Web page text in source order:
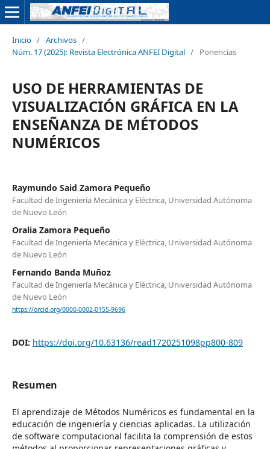
Inicio / Archivos /
Núm. 17 (2025): Revista Electrónica ANFEI Digital / Ponencias
USO DE HERRAMIENTAS DE
VISUALIZACIÓN GRÁFICA EN LA
ENSEÑANZA DE MÉTODOS
NUMÉRICOS
Raymundo Said Zamora Pequeño
Facultad de Ingeniería Mecánica y Eléctrica, Universidad Autónoma
de Nuevo León
Oralia Zamora Pequeño
Facultad de Ingeniería Mecánica y Eléctrica, Universidad Autónoma
de Nuevo León
Fernando Banda Muñoz
Facultad de Ingeniería Mecánica y Eléctrica, Universidad Autónoma
de Nuevo León
https://orcid.org/0000-0002-0155-9696
DOI: https://doi.org/10.63136/read1720251098pp800-809
Resumen
El aprendizaje de Métodos Numéricos es fundamental en la
educación de ingeniería y ciencias aplicadas. La utilización
de software computacional facilita la comprensión de estos